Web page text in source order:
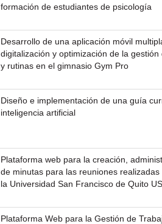
formación de estudiantes de psicología
Desarrollo de una aplicación móvil
digitalización y optimización de la gestión
y rutinas en el gimnasio Gym Pro
Diseño e implementación de una guía
inteligencia artificial
Plataforma web para la creación,
de minutas para las reuniones
la Universidad San Francisco de Quito
Plataforma Web para la Gestión de